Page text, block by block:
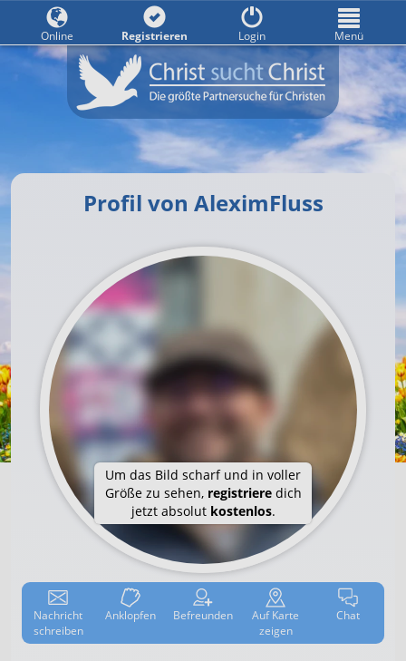
Profil von AleximFluss
Um das Bild scharf und in voller
Größe zu sehen, registrieredich
jetzt absolut kostenlos.
Nachricht
schreiben
Anklop­fen Befreun­den AufKarte
zeigen
Chat
Online Registrieren Login Menü